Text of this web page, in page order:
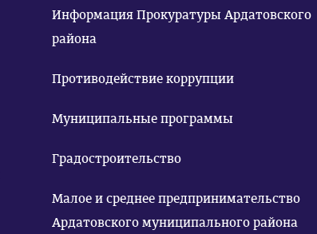
Информация Прокуратуры Ардатовского
района
Противодействие коррупции
Муниципальные программы
Градостроительство
Малое и среднее предпринимательство
Ардатовского муниципального района